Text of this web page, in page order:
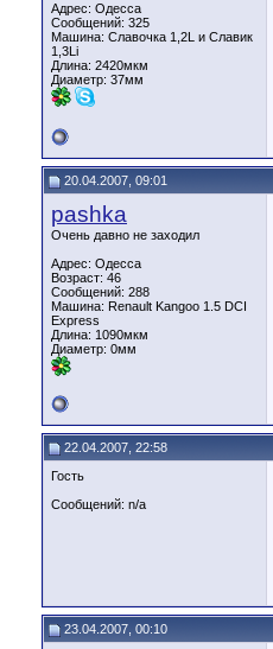
Адрес: Одесса
Сообщений: 325
Машина: Славочка 1,2L и Славик
1,3Li
Длина: 2420мкм
Диаметр: 37мм
20.04.2007, 09:01
pashka
Очень давно не заходил
Адрес: Одесса
Возраст: 46
Сообщений: 288
Машина: Renault Kangoo 1.5 DCI
Express
Длина: 1090мкм
Диаметр: 0мм
22.04.2007, 22:58
Гость
Сообщений: n/a
23.04.2007, 00:10